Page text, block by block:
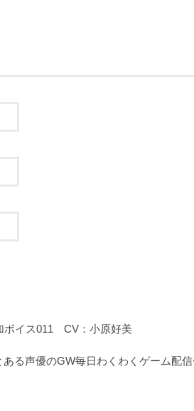
ボイス011 CV：小原好美
る声優のGW毎日わくわくゲーム配